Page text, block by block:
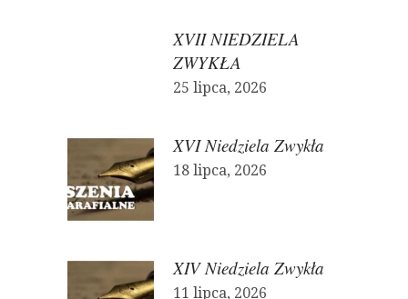
XVII NIEDZIELA
ZWYKŁA
25 lipca, 2026
XVI Niedziela Zwykła
18 lipca, 2026
XIV Niedziela Zwykła
11 lipca, 2026